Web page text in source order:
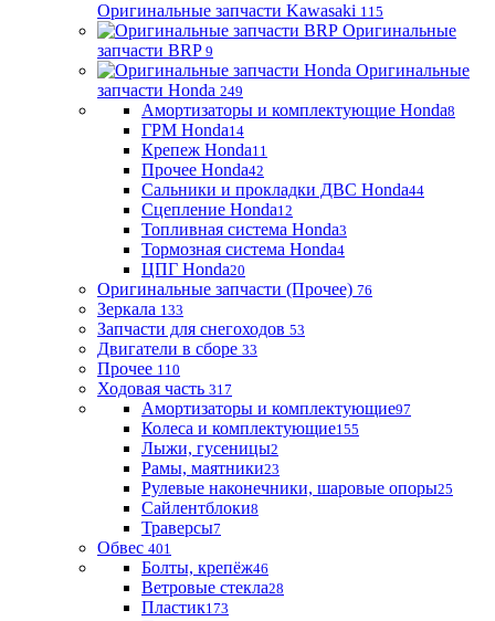
Оригинальные запчасти Kawasaki 115
Оригинальные
запчасти BRP 9
Оригинальные
запчасти Honda 249
Амортизаторы и комплектующие Honda8
ГРМ Honda14
Крепеж Honda11
Прочее Honda42
Сальники и прокладки ДВС Honda44
Сцепление Honda12
Топливная система Honda3
Тормозная система Honda4
ЦПГ Honda20
Оригинальные запчасти (Прочее) 76
Зеркала 133
Запчасти для снегоходов 53
Двигатели в сборе 33
Прочее 110
Ходовая часть 317
Амортизаторы и комплектующие97
Колеса и комплектующие155
Лыжи, гусеницы2
Рамы, маятники23
Рулевые наконечники, шаровые опоры25
Сайлентблоки8
Траверсы7
Обвес 401
Болты, крепёж46
Ветровые стекла28
Пластик173